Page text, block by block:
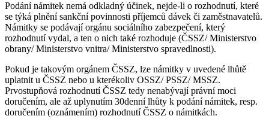
Podání námitek nemá odkladný účinek, nejde-li o rozhodnutí, které
se týká plnění sankční povinnosti příjemců dávek či zaměstnavatelů.
Námitky se podávají orgánu sociálního zabezpečení, který
rozhodnutí vydal, a ten o nich také rozhoduje (ČSSZ/ Ministerstvo
obrany/ Ministerstvo vnitra/ Ministerstvo spravedlnosti).
Pokud je takovým orgánem ČSSZ, lze námitky v uvedené lhůtě
uplatnit u ČSSZ nebo u kterékoliv OSSZ/ PSSZ/ MSSZ.
Prvostupňová rozhodnutí ČSSZ tedy nenabývají právní moci
doručením, ale až uplynutím 30denní lhůty k podání námitek, resp.
doručením (oznámením) rozhodnutí ČSSZ o námitkách.